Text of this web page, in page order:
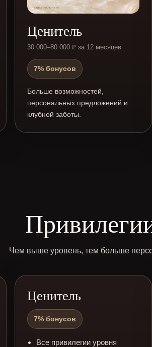
Ценитель
30 000–80 000 ₽ за 12 месяцев
7% бонусов
Больше возможностей,
персональных предложений и
клубной заботы.
Чем выше уровень, тем больше
Ценитель
7% бонусов
Все привилегии уровня